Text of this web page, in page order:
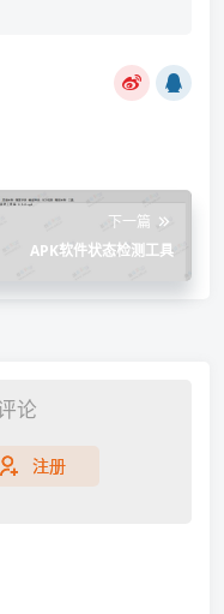
下一篇
APK软件状态检测工具
论
注册